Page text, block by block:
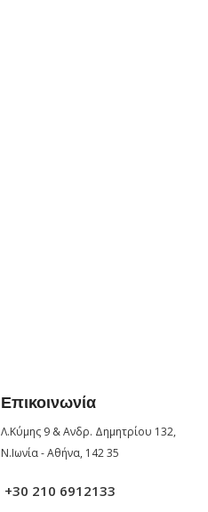
Επικοινωνία
Λ.Κύμης 9 & Ανδρ. Δημητρίου 132,
Ν.Ιωνία - Αθήνα, 142 35
+30 210 6912133